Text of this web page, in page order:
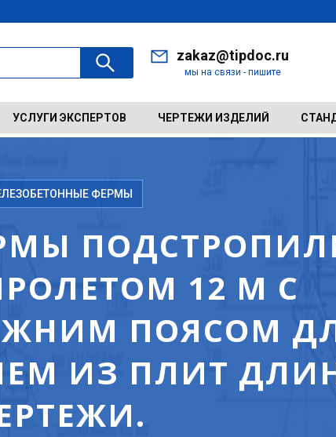
zakaz@tipdoc.ru
мы на связи - пишите
УСЛУГИ ЭКСПЕРТОВ ЧЕРТЕЖИ ИЗДЕЛИЙ
ФЕРМЫ
12 М С
ПОЯСОМ
ИЗ ПЛИТ